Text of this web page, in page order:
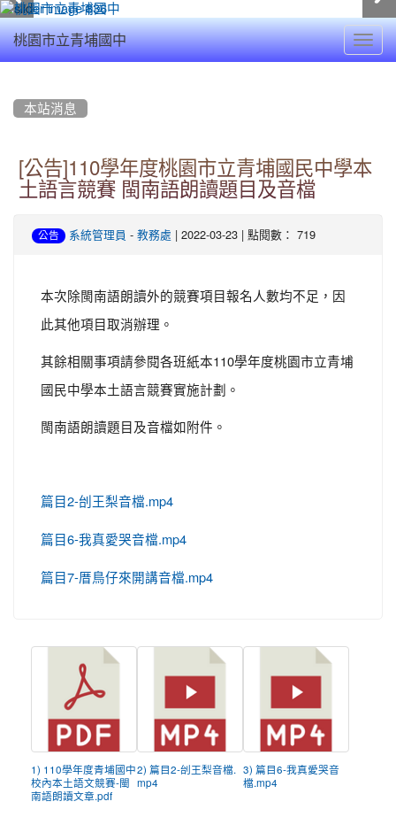
桃園市立青埔國中
本站消息
[公告]110學年度桃園市立青埔國民中學本
土語言競賽 閩南語朗讀題目及音檔
公告 系統管理員 - 教務處 | 2022-03-23 | 點閱數： 719
本次除閩南語朗讀外的競賽項目報名人數均不足，因
此其他項目取消辦理。
其餘相關事項請參閱各班紙本110學年度桃園市立青埔
國民中學本土語言競賽實施計劃。
閩南語朗讀題目及音檔如附件。
篇目2-刣王梨音檔.mp4
篇目6-我真愛哭音檔.mp4
篇目7-厝鳥仔來開講音檔.mp4
1) 110學年度青埔國中
校內本土語文競賽-閩
南語朗讀文章.pdf
2) 篇目2-刣王梨音檔.
mp4
3) 篇目6-我真愛哭音
檔.mp4